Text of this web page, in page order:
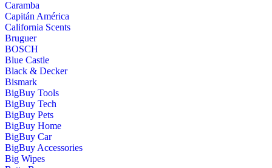
Caramba
Capitán América
California Scents
Bruguer
BOSCH
Blue Castle
Black & Decker
Bismark
BigBuy Tools
BigBuy Tech
BigBuy Pets
BigBuy Home
BigBuy Car
BigBuy Accessories
Big Wipes